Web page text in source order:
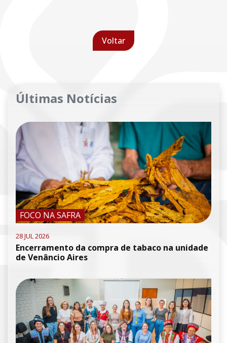
Voltar
Últimas Notícias
FOCO NA SAFRA
28 JUL 2026
Encerramento da compra de tabaco na unidade
de Venâncio Aires